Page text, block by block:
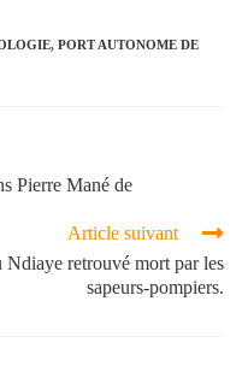
, PORT AUTONOME DE
Pierre Mané de
Article suivant
retrouvé mort par les
sapeurs-pompiers.